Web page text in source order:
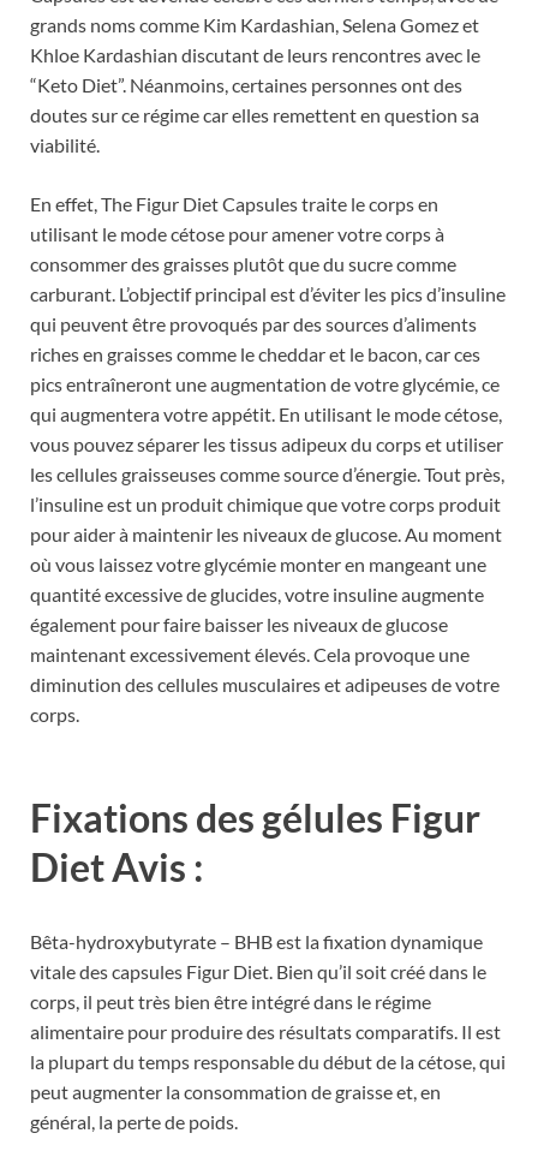
grands noms comme Kim Kardashian, Selena Gomez et
Khloe Kardashian discutant de leurs rencontres avec le
“Keto Diet”. Néanmoins, certaines personnes ont des
doutes sur ce régime car elles remettent en question sa
viabilité.
En effet, The Figur Diet Capsules traite le corps en
utilisant le mode cétose pour amener votre corps à
consommer des graisses plutôt que du sucre comme
carburant. L’objectif principal est d’éviter les pics d’insuline
qui peuvent être provoqués par des sources d’aliments
riches en graisses comme le cheddar et le bacon, car ces
pics entraîneront une augmentation de votre glycémie, ce
qui augmentera votre appétit. En utilisant le mode cétose,
vous pouvez séparer les tissus adipeux du corps et utiliser
les cellules graisseuses comme source d’énergie. Tout près,
l’insuline est un produit chimique que votre corps produit
pour aider à maintenir les niveaux de glucose. Au moment
où vous laissez votre glycémie monter en mangeant une
quantité excessive de glucides, votre insuline augmente
également pour faire baisser les niveaux de glucose
maintenant excessivement élevés. Cela provoque une
diminution des cellules musculaires et adipeuses de votre
corps.
Fixations des gélules Figur
Diet Avis :
Bêta-hydroxybutyrate – BHB est la fixation dynamique
vitale des capsules Figur Diet. Bien qu’il soit créé dans le
corps, il peut très bien être intégré dans le régime
alimentaire pour produire des résultats comparatifs. Il est
la plupart du temps responsable du début de la cétose, qui
peut augmenter la consommation de graisse et, en
général, la perte de poids.